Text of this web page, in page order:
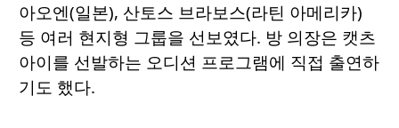
아오엔(일본), 산토스 브라보스(라틴 아메리카)
등 여러 현지형 그룹을 선보였다. 방 의장은 캣츠
아이를 선발하는 오디션 프로그램에 직접 출연하
기도 했다.